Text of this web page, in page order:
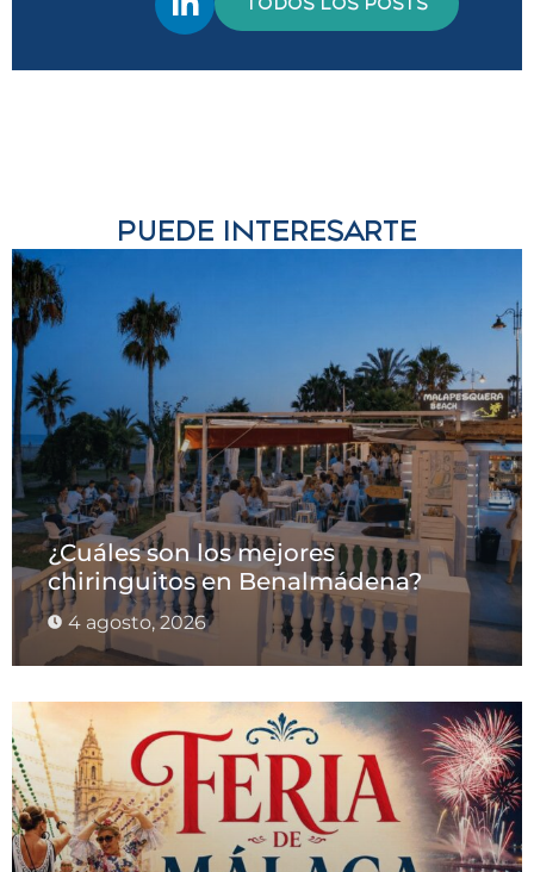
PUEDE INTERESARTE
¿Cuáles son los mejores
chiringuitos en Benalmádena?
4 agosto, 2026